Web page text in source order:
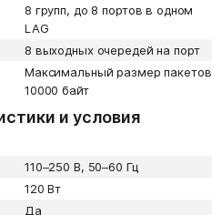
8 групп, до 8 портов в одном
LAG
8 выходных очередей на порт
Максимальный размер пакетов
10000 байт
и условия
110–250 В, 50–60 Гц
120 Вт
Да